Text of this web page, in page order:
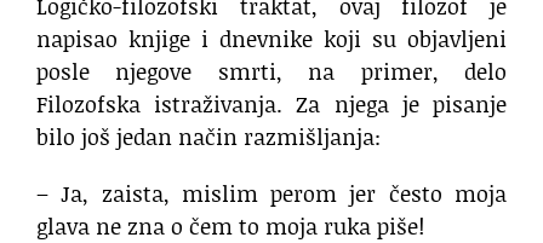
napisao knjige i dnevnike koji su objavljeni
posle njegove smrti, na primer, delo
Filozofska istraživanja. Za njega je pisanje
bilo još jedan način razmišljanja:
– Ja, zaista, mislim perom jer često moja
glava ne zna o čem to moja ruka piše!